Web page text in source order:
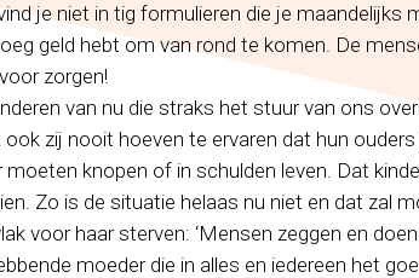
je niet in tig formulieren die je maandelijks
geld hebt om van rond te komen. De
zorgen!
van nu die straks het stuur van ons
ook zij nooit hoeven te ervaren dat hun
moeten knopen of in schulden leven. Dat
Zo is de situatie helaas nu niet en dat zal
voor haar sterven: ‘Mensen zeggen en
moeder die in alles en iedereen het